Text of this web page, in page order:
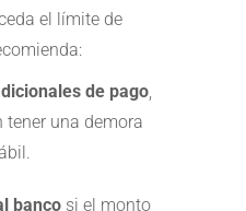
el límite de
de pago,
tener una demora
banco si el monto